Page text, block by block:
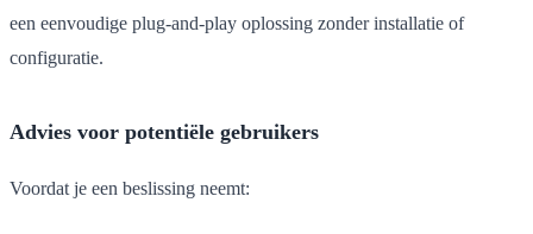
een eenvoudige plug-and-play oplossing zonder installatie of
configuratie.
Advies voor potentiële gebruikers
Voordat je een beslissing neemt: